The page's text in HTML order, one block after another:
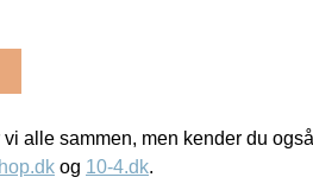
alle sammen, men kender du
og 10-4.dk.